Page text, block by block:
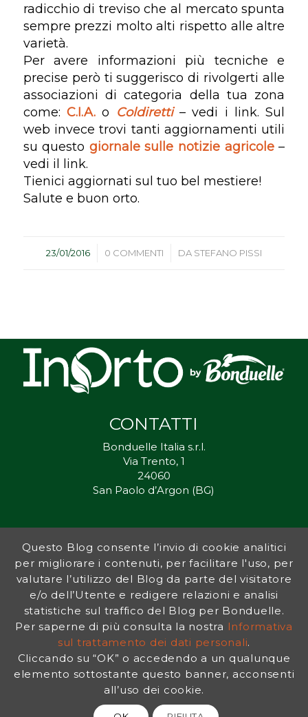
radicchio di treviso che al mercato spunta
sempre prezzi molto alti rispetto alle altre
varietà.
Per avere informazioni più tecniche e
precise però ti suggerisco di rivolgerti alle
associazioni di categoria della tua zona
come: C.I.A.o Coldiretti– vedi i link. Sul
web invece trovi tanti aggiornamenti utili
su questo giornale sulle notizie agricole–
vedi il link.
Tienici aggiornati sul tuo bel mestiere!
Salute e buon orto.
23/01/2016
/ 0 COMMENTI
/ DA STEFANO PISSI
CONTATTI
Bonduelle Italia s.r.l.
Via Trento, 1
24060
San Paolo d’Argon (BG)
Inorto.org è dal 2011 il punto di riferimento per gli ortisti italiani, e
fornisce preziosi consigli sia ai più esperti che a nuovi interessati.
L’obiettivo di Bonduelle è ispirare la transizione verso una dieta a
base vegetale per contribuire al benessere delle persone e del
pianeta. In questo contesto si inserisce InOrto, simbolo dell’amore
per la terra e del rispetto dell’ambiente.
INFORMATIVA PRIVACY| NOTE LEGALI
Questo Blog consente l’invio di cookie analitici
per migliorare i contenuti, per facilitare l'uso, per
valutare l’utilizzo del Blog da parte del visitatore
e/o dell’Utente e redigere relazioni e analisi
statistiche sul traffico del Blog per Bonduelle.
Per saperne di più consulta la nostra Informativa
sul trattamento dei dati personali.
Cliccando su “OK” o accedendo a un qualunque
elemento sottostante questo banner, acconsenti
all’uso dei cookie.